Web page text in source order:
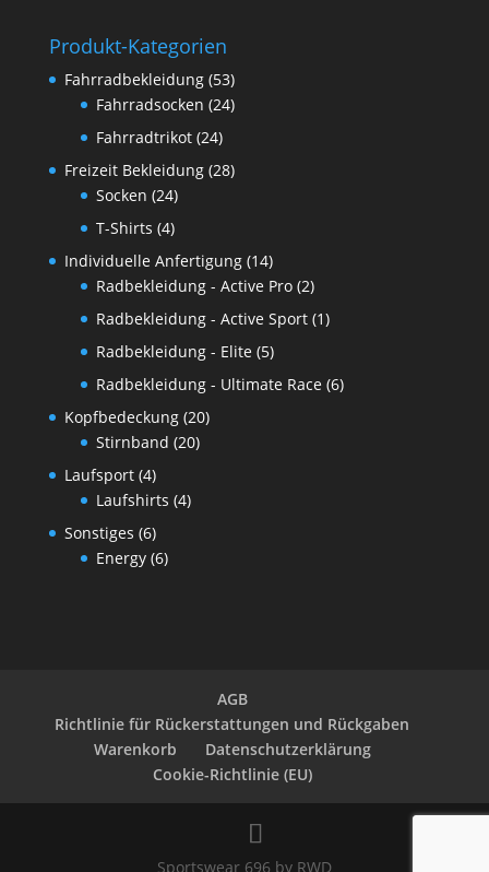
Produkt-Kategorien
Fahrradbekleidung (53)
Fahrradsocken (24)
Fahrradtrikot (24)
Freizeit Bekleidung (28)
Socken (24)
T-Shirts (4)
Individuelle Anfertigung (14)
Radbekleidung - Active Pro (2)
Radbekleidung - Active Sport (1)
Radbekleidung - Elite (5)
Radbekleidung - Ultimate Race (6)
Kopfbedeckung (20)
Stirnband (20)
Laufsport (4)
Laufshirts (4)
Sonstiges (6)
Energy (6)
AGB
Richtlinie für Rückerstattungen und Rückgaben
Warenkorb
Datenschutzerklärung
Cookie-Richtlinie (EU)
Sportswear 696 by RWD